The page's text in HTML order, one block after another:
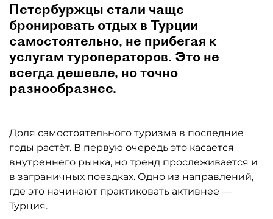
Петербуржцы стали чаще
бронировать отдых в Турции
самостоятельно, не прибегая к
услугам туроператоров. Это не
всегда дешевле, но точно
разнообразнее.
Доля самостоятельного туризма в последние
годы растёт. В первую очередь это касается
внутреннего рынка, но тренд прослеживается и
в заграничных поездках. Одно из направлений,
где это начинают практиковать активнее —
Турция.